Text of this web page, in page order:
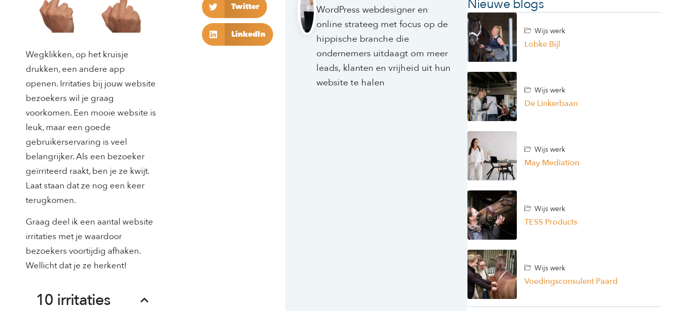
Wegklikken, op het kruisje
drukken, een andere app
openen. Irritaties bij jouw website
bezoekers wil je graag
voorkomen. Een mooie website is
leuk, maar een goede
gebruikerservaring is veel
belangrijker. Als een bezoeker
geïrriteerd raakt, ben je ze kwijt.
Laat staan dat ze nog een keer
terugkomen.
Graag deel ik een aantal website
irritaties met je waardoor
bezoekers voortijdig afhaken.
Wellicht dat je ze herkent!
10 irritaties
Twitter
LinkedIn
WordPress webdesigner en
online strateeg met focus op de
hippische branche die
ondernemers uitdaagt om meer
leads, klanten en vrijheid uit hun
website te halen
Nieuwe blogs
Wijs werk
Lobke Bijl
Wijs werk
De Linkerbaan
Wijs werk
May Mediation
Wijs werk
TESS Products
Wijs werk
Voedingsconsulent Paard